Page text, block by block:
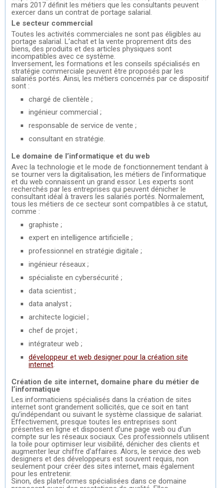
mars 2017 définit les métiers que les consultants peuvent
exercer dans un contrat de portage salarial.
Le secteur commercial
Toutes les activités commerciales ne sont pas éligibles au
portage salarial. L’achat et la vente proprement dits des
biens, des produits et des articles physiques sont
incompatibles avec ce système.
Inversement, les formations et les conseils spécialisés en
stratégie commerciale peuvent être proposés par les
salariés portés. Ainsi, les métiers concernés par ce dispositif
sont :
chargé de clientèle ;
ingénieur commercial ;
responsable de service de vente ;
consultant en stratégie.
Le domaine de l’informatique et du web
Avec la technologie et le mode de fonctionnement tendant à
se tourner vers la digitalisation, les métiers de l’informatique
et du web connaissent un grand essor. Les experts sont
recherchés par les entreprises qui peuvent dénicher le
consultant idéal à travers les salariés portés. Normalement,
tous les métiers de ce secteur sont compatibles à ce statut,
comme :
graphiste ;
expert en intelligence artificielle ;
professionnel en stratégie digitale ;
ingénieur réseaux ;
spécialiste en cybersécurité ;
data scientist ;
data analyst ;
architecte logiciel ;
chef de projet ;
intégrateur web ;
développeur et web designer pour la création site
internet.
Création de site internet, domaine phare du métier de
l’informatique
Les informaticiens spécialisés dans la création de sites
internet sont grandement sollicités, que ce soit en tant
qu’indépendant ou suivant le système classique de salariat.
Effectivement, presque toutes les entreprises sont
présentes en ligne et disposent d’une page web ou d’un
compte sur les réseaux sociaux. Ces professionnels utilisent
la toile pour optimiser leur visibilité, dénicher des clients et
augmenter leur chiffre d’affaires. Alors, le service des web
designers et des développeurs est souvent requis, non
seulement pour créer des sites internet, mais également
pour les entretenir.
Sinon, des plateformes spécialisées dans ce domaine